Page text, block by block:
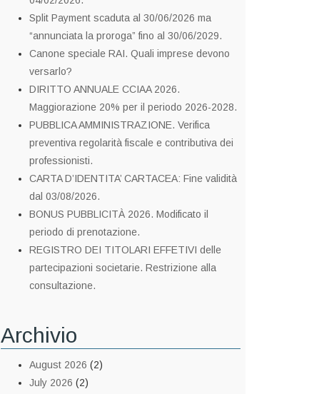
Split Payment scaduta al 30/06/2026 ma
“annunciata la proroga” fino al 30/06/2029.
Canone speciale RAI. Quali imprese devono
versarlo?
DIRITTO ANNUALE CCIAA 2026.
Maggiorazione 20% per il periodo 2026-2028.
PUBBLICA AMMINISTRAZIONE. Verifica
preventiva regolarità fiscale e contributiva dei
professionisti.
CARTA D’IDENTITA’ CARTACEA: Fine validità
dal 03/08/2026.
BONUS PUBBLICITÀ 2026. Modificato il
periodo di prenotazione.
REGISTRO DEI TITOLARI EFFETIVI delle
partecipazioni societarie. Restrizione alla
consultazione.
Archivio
August 2026 (2)
July 2026 (2)